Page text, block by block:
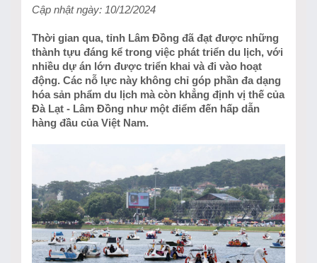
Cập nhật ngày: 10/12/2024
Thời gian qua, tỉnh Lâm Đồng đã đạt được những
thành tựu đáng kể trong việc phát triển du lịch, với
nhiều dự án lớn được triển khai và đi vào hoạt
động. Các nỗ lực này không chỉ góp phần đa dạng
hóa sản phẩm du lịch mà còn khẳng định vị thế của
Đà Lạt - Lâm Đồng như một điểm đến hấp dẫn
hàng đầu của Việt Nam.